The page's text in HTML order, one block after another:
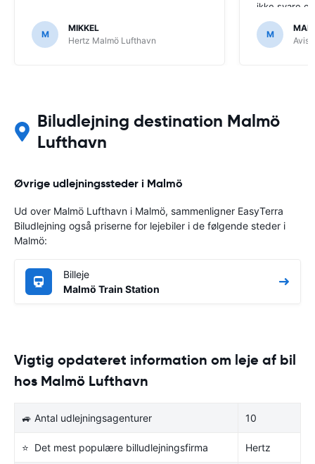
M
MIKKEL
Hertz Malmö Lufthavn
ikke svare
ringet op af
Det er bare
M
Avis
Biludlejning destination Malmö
Lufthavn
Øvrige udlejningssteder i Malmö
Ud over Malmö Lufthavn i Malmö, sammenligner EasyTerra
Biludlejning også priserne for lejebiler i de følgende steder i
Malmö:
Billeje
Malmö Train Station
Vigtig opdateret information om leje af bil
hos Malmö Lufthavn
🚙 Antal udlejningsagenturer 10
⭐ Det mest populære billudlejningsfirma Hertz